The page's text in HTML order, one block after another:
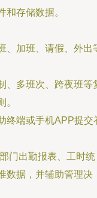
和存储数据。
、加班、请假、外出
、多班次、跨夜班等
。
终端或手机APP提交
门出勤报表、工时统
数据，并辅助管理决